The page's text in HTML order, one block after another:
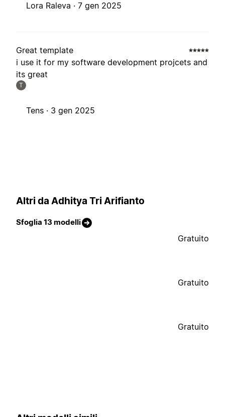
Lora Raleva · 7 gen 2025
Great template
i use it for my software development projcets and
its great
T
Tens · 3 gen 2025
Altri da Adhitya Tri Arifianto
Sfoglia 13 modelli
Gratuito
Gratuito
Gratuito